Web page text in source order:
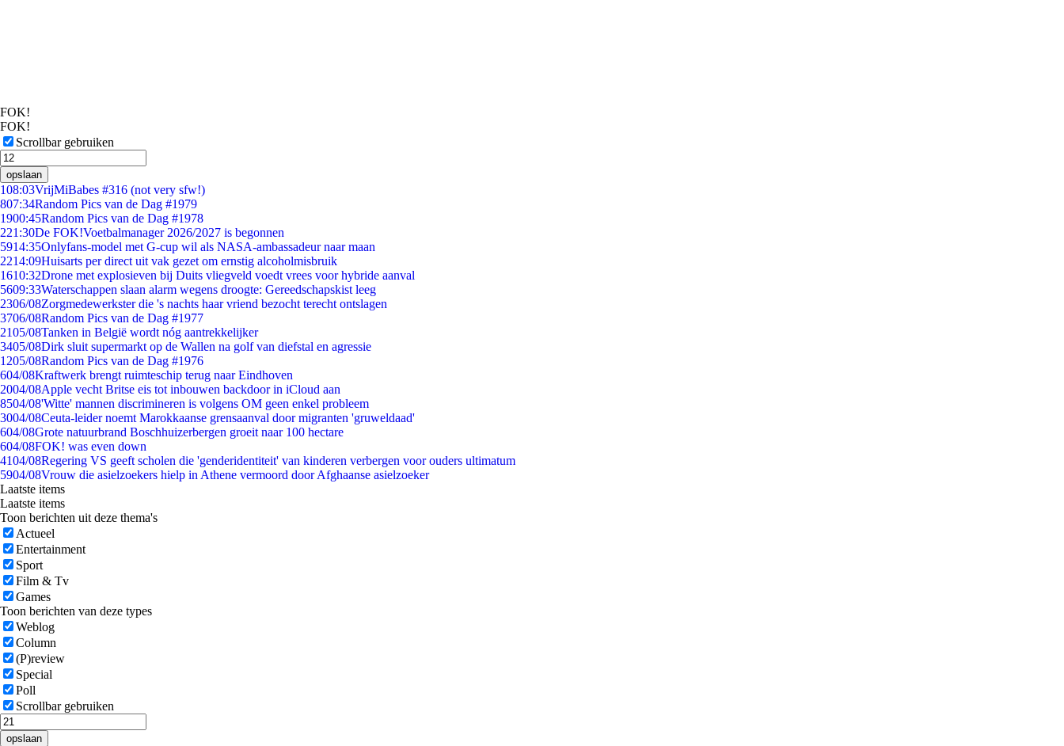
FOK!
FOK!
Scrollbar gebruiken
opslaan
108:03VrijMiBabes #316 (not very sfw!)
807:34Random Pics van de Dag #1979
1900:45Random Pics van de Dag #1978
221:30De FOK!Voetbalmanager 2026/2027 is begonnen
5914:35Onlyfans-model met G-cup wil als NASA-ambassadeur naar maan
2214:09Huisarts per direct uit vak gezet om ernstig alcoholmisbruik
1610:32Drone met explosieven bij Duits vliegveld voedt vrees voor hybride aanval
5609:33Waterschappen slaan alarm wegens droogte: Gereedschapskist leeg
2306/08Zorgmedewerkster die 's nachts haar vriend bezocht terecht ontslagen
3706/08Random Pics van de Dag #1977
2105/08Tanken in België wordt nóg aantrekkelijker
3405/08Dirk sluit supermarkt op de Wallen na golf van diefstal en agressie
1205/08Random Pics van de Dag #1976
604/08Kraftwerk brengt ruimteschip terug naar Eindhoven
2004/08Apple vecht Britse eis tot inbouwen backdoor in iCloud aan
8504/08'Witte' mannen discrimineren is volgens OM geen enkel probleem
3004/08Ceuta-leider noemt Marokkaanse grensaanval door migranten 'gruweldaad'
604/08Grote natuurbrand Boschhuizerbergen groeit naar 100 hectare
604/08FOK! was even down
4104/08Regering VS geeft scholen die 'genderidentiteit' van kinderen verbergen voor ouders ultimatum
5904/08Vrouw die asielzoekers hielp in Athene vermoord door Afghaanse asielzoeker
Laatste items
Laatste items
Toon berichten uit deze thema's
Actueel
Entertainment
Sport
Film & Tv
Games
Toon berichten van deze types
Weblog
Column
(P)review
Special
Poll
Scrollbar gebruiken
opslaan